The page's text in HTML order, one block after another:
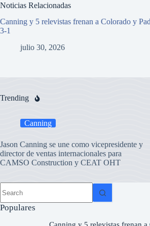
Noticias Relacionadas
Canning y 5 relevistas frenan a Colorado y
3-1
julio 30, 2026
Trending
Canning
Jason Canning se une como vicepresidente y
director de ventas internacionales para
CAMSO Construction y CEAT OHT
Populares